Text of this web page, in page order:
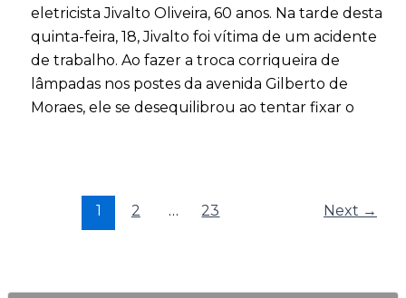
eletricista Jivalto Oliveira, 60 anos. Na tarde desta
quinta-feira, 18, Jivalto foi vítima de um acidente
de trabalho. Ao fazer a troca corriqueira de
lâmpadas nos postes da avenida Gilberto de
Moraes, ele se desequilibrou ao tentar fixar o
1 2 … 23 Next →